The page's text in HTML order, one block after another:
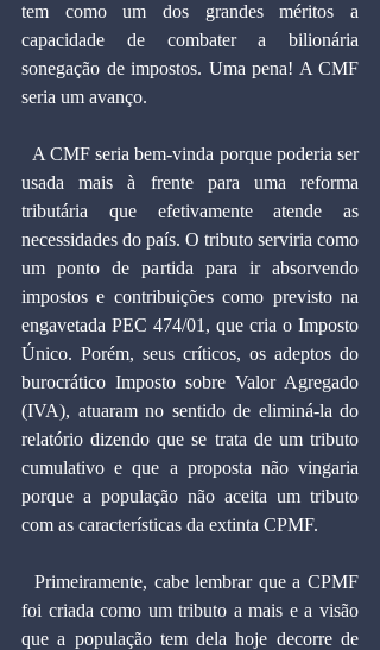
tem como um dos grandes méritos a
capacidade de combater a bilionária
sonegação de impostos. Uma pena! A CMF
seria um avanço.
usada mais à frente para uma reforma
tributária que efetivamente atende as
necessidades do país. O tributo serviria como
um ponto de partida para ir absorvendo
impostos e contribuições como previsto na
engavetada PEC 474/01, que cria o Imposto
Único. Porém, seus críticos, os adeptos do
burocrático Imposto sobre Valor Agregado
(IVA), atuaram no sentido de eliminá-la do
relatório dizendo que se trata de um tributo
cumulativo e que a proposta não vingaria
porque a população não aceita um tributo
com as características da extinta CPMF.
  Primeiramente, cabe lembrar que a CPMF
foi criada como um tributo a mais e a visão
que a população tem dela hoje decorre de